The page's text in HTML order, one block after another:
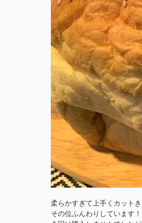
柔らかすぎて上手くカット
その位ふんわりしています！